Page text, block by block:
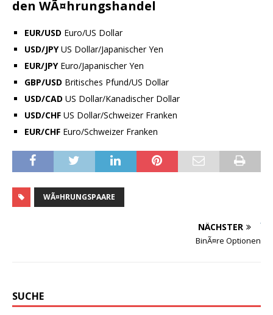
den WÃ¤hrungshandel
EUR/USD Euro/US Dollar
USD/JPYUS Dollar/Japanischer Yen
EUR/JPYEuro/Japanischer Yen
GBP/USD Britisches Pfund/US Dollar
USD/CAD US Dollar/Kanadischer Dollar
USD/CHF US Dollar/Schweizer Franken
EUR/CHF Euro/Schweizer Franken
WÃ¤HRUNGSPAARE
NÄCHSTER
BinÃ¤re Optionen
SUCHE